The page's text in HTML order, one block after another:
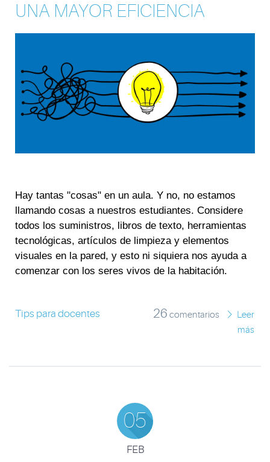
UNA MAYOR EFICIENCIA
Hay tantas "cosas" en un aula. Y no, no estamos
llamando cosas a nuestros estudiantes. Considere
todos los suministros, libros de texto, herramientas
tecnológicas, artículos de limpieza y elementos
visuales en la pared, y esto ni siquiera nos ayuda a
comenzar con los seres vivos de la habitación.
Tips para docentes 26 comentarios
Leer
más
05
FEB